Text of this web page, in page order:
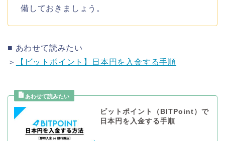
備しておきましょう。
■ あわせて読みたい
＞
【ビットポイント】日本円を入金する手順
ビットポイント（BITPoint）で
日本円を入金する手順